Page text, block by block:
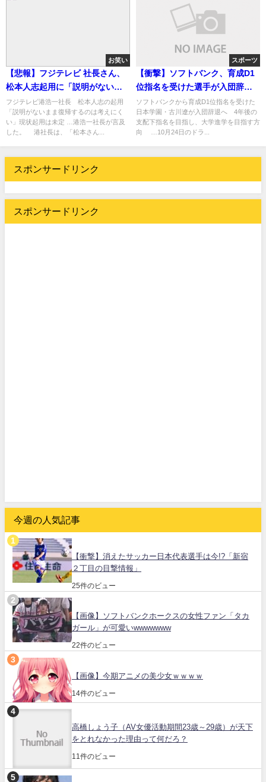
お笑い
【悲報】フジテレビ 社長さん、
松本人志起用に「説明がないま
ま復帰するのは考えにくい」
フジテレビ港浩一社長 松本人志の起用
「説明がないまま復帰するのは考えにく
い」現状起用は未定 …港浩一社長が言及
した。 港社長は、「松本さん...
スポーツ
【衝撃】ソフトバンク、育成D1
位指名を受けた選手が入団辞退
へ・・・
ソフトバンクから育成D1位指名を受けた
日本学園・古川遼が入団辞退へ 4年後の
支配下指名を目指し、大学進学を目指す方
向 …10月24日のドラ...
スポンサードリンク
スポンサードリンク
今週の人気記事
【衝撃】消えたサッカー日本代表選手は今!?「新宿
２丁目の目撃情報」
25件のビュー
【画像】ソフトバンクホークスの女性ファン「タカ
ガール」が可愛いwwwwwww
22件のビュー
【画像】今期アニメの美少女ｗｗｗｗ
14件のビュー
高橋しょう子（AV女優活動期間23歳～29歳）が天下
をとれなかった理由って何だろ？
11件のビュー